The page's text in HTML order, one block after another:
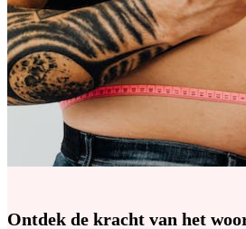
Ontdek de kracht van het